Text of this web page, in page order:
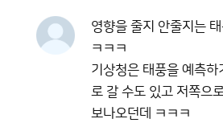
영향을 줄지 안줄지는
ㅋㅋㅋ
기상청은 태풍을 예측
로 갈 수도 있고 저쪽으
보나오던데 ㅋㅋㅋ